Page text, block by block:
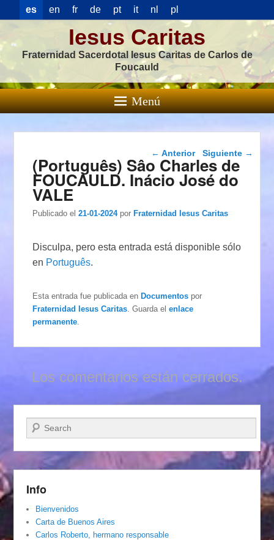
es en fr de pt it nl pl
Iesus Caritas
Fraternidad Sacerdotal Iesus Caritas de Carlos de
Foucauld
Menú
Navegación de
entradas
← Anterior Siguiente →
(Português) Sâo Charles de
FOUCAULD. Inácio José do
VALE
Publicado el 21-01-2024 porFraternidad Iesus Caritas
Disculpa, pero esta entrada está disponible sólo
en Português.
Esta entrada fue publicada enDocumentos por
Fraternidad Iesus Caritas . Guarda elenlace
permanente
Los comentarios están cerrados.
Buscar
Info
Bienvenidos
Carta de Buenos Aires
Carlos Roberto, hermano responsable